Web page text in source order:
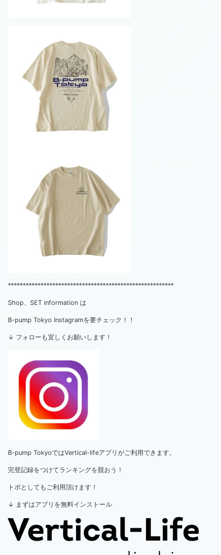
********************************************************
Shop、SET information は
B-pump Tokyo Instagramを要チェック！！
↓ フォローも宜しくお願いします！
B-pump TokyoではVertical-lifeアプリがご利用できます。
完登記録をつけてランキングを競おう！
トポとしてもご利用頂けます！
↓ まずはアプリを無料インストール